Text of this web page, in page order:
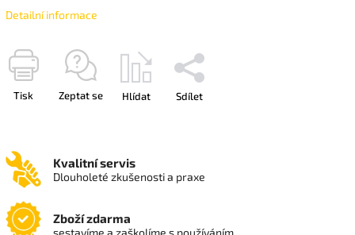
Detailní informace
Tisk Zeptat se Hlídat Sdílet
Kvalitní servis
Dlouholeté zkušenosti a praxe
Zboží zdarma
sestavíme a zaškolíme s používáním